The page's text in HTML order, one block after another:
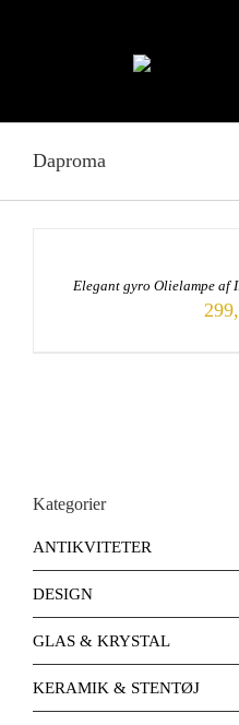
Daproma
Elegant gyro Olielampe af
Kategorier
ANTIKVITETER
DESIGN
GLAS & KRYSTAL
KERAMIK & STENTØJ